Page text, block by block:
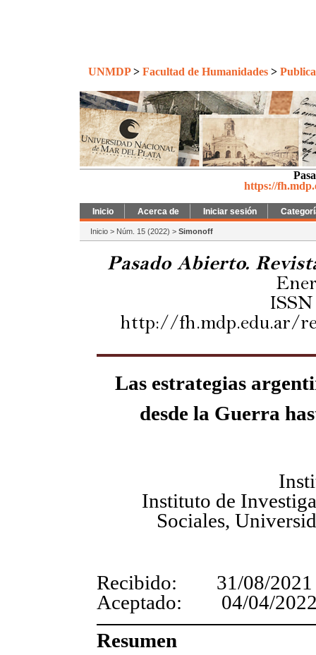
UNMDP>Facultad de Humanidades >
https://
Inicio Acerca de Iniciar sesión
Inicio > Núm. 15 (2022) >Simonoff
Pasado Abierto.
http://fh.mdp.edu.ar/
Las estrategias
desde la Guerra
Instituto de
Sociales,
Recibido: 31/08/2021
Aceptado: 04/04/
Resumen